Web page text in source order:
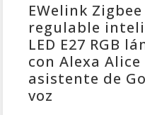
EWelink
regulable
LED E27 RGB
con Alexa
asistente de
voz